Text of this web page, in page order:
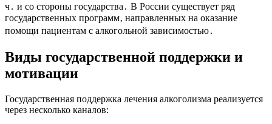
ч․ и со стороны государства․ В России существует ряд
государственных программ‚ направленных на оказание
помощи пациентам с алкогольной зависимостью․
Виды государственной поддержки и
мотивации
Государственная поддержка лечения алкоголизма реализуется
через несколько каналов: